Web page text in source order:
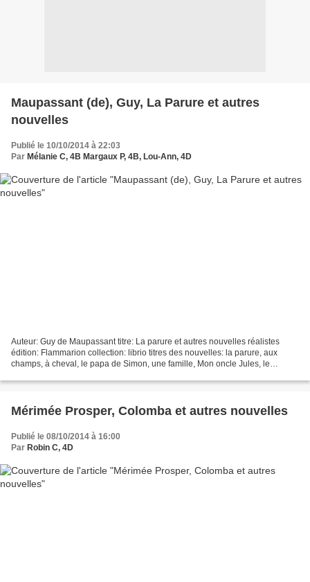
Maupassant (de), Guy, La Parure et autres
nouvelles
Publié le 10/10/2014 à 22:03
Par Mélanie C, 4B Margaux P, 4B, Lou-Ann, 4D
Auteur: Guy de Maupassant titre: La parure et autres nouvelles réalistes
édition: Flammarion collection: librio titres des nouvelles: la parure, aux
champs, à cheval, le papa de Simon, une famille, Mon oncle Jules, le
Mérimée Prosper, Colomba et autres nouvelles
Publié le 08/10/2014 à 16:00
Par Robin C, 4D